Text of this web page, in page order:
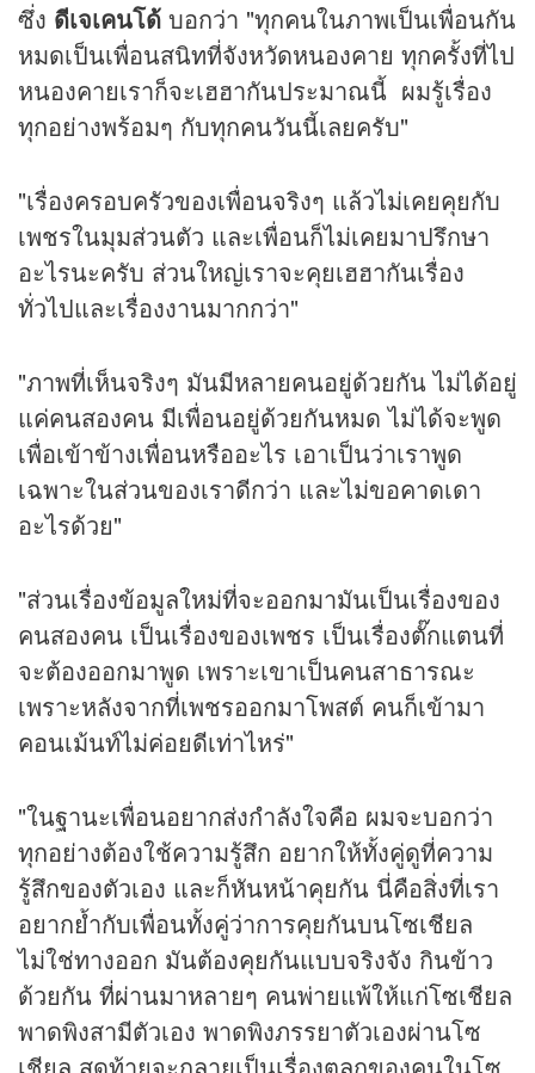
ซึ่ง ดีเจเคนโด้ บอกว่า "ทุกคนในภาพเป็นเพื่อนกัน
หมดเป็นเพื่อนสนิทที่จังหวัดหนองคาย ทุกครั้งที่ไป
หนองคายเราก็จะเฮฮากันประมาณนี้ ผมรู้เรื่อง
ทุกอย่างพร้อมๆ กับทุกคนวันนี้เลยครับ"
"เรื่องครอบครัวของเพื่อนจริงๆ แล้วไม่เคยคุยกับ
เพชรในมุมส่วนตัว และเพื่อนก็ไม่เคยมาปรึกษา
อะไรนะครับ ส่วนใหญ่เราจะคุยเฮฮากันเรื่อง
ทั่วไปและเรื่องงานมากกว่า"
"ภาพที่เห็นจริงๆ มันมีหลายคนอยู่ด้วยกัน ไม่ได้อยู่
แค่คนสองคน มีเพื่อนอยู่ด้วยกันหมด ไม่ได้จะพูด
เพื่อเข้าข้างเพื่อนหรืออะไร เอาเป็นว่าเราพูด
เฉพาะในส่วนของเราดีกว่า และไม่ขอคาดเดา
อะไรด้วย"
"ส่วนเรื่องข้อมูลใหม่ที่จะออกมามันเป็นเรื่องของ
คนสองคน เป็นเรื่องของเพชร เป็นเรื่องตั๊กแตนที่
จะต้องออกมาพูด เพราะเขาเป็นคนสาธารณะ
เพราะหลังจากที่เพชรออกมาโพสต์ คนก็เข้ามา
คอนเม้นท์ไม่ค่อยดีเท่าไหร่"
"ในฐานะเพื่อนอยากส่งกำลังใจคือ ผมจะบอกว่า
ทุกอย่างต้องใช้ความรู้สึก อยากให้ทั้งคู่ดูที่ความ
รู้สึกของตัวเอง และก็หันหน้าคุยกัน นี่คือสิ่งที่เรา
อยากย้ำกับเพื่อนทั้งคู่ว่าการคุยกันบนโซเชียล
ไม่ใช่ทางออก มันต้องคุยกันแบบจริงจัง กินข้าว
ด้วยกัน ที่ผ่านมาหลายๆ คนพ่ายแพ้ให้แก่โซเชียล
พาดพิงสามีตัวเอง พาดพิงภรรยาตัวเองผ่านโซ